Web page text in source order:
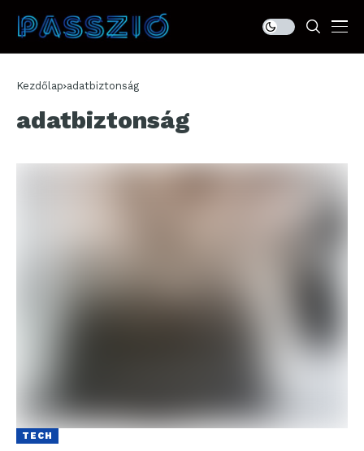
Kezdőlap adatbiztonság
adatbiztonság
TECH